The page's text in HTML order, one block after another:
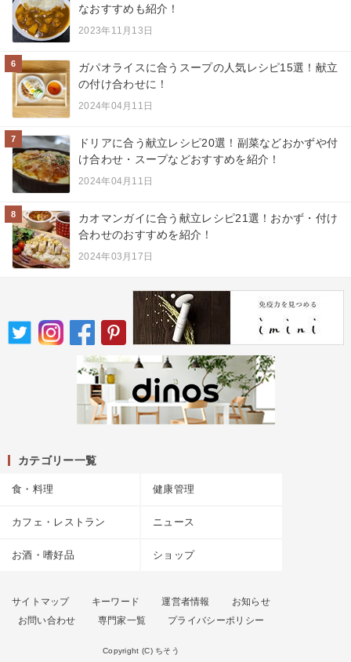
なおすすめも紹介！
2023年11月13日
6
ガパオライスに合うスープの人気レシピ15選！献立
の付け合わせに！
2024年04月11日
7
ドリアに合う献立レシピ20選！副菜などおかずや付
け合わせ・スープなどおすすめを紹介！
2024年04月11日
8
カオマンガイに合う献立レシピ21選！おかず・付け
合わせのおすすめを紹介！
2024年03月17日
カテゴリー一覧
食・料理 健康管理
カフェ・レストラン ニュース
お酒・嗜好品 ショップ
サイトマップ キーワード 運営者情報
お知らせ
お問い合わせ
専門家一覧 プライバシーポリシー
Copyright (C) ちそう